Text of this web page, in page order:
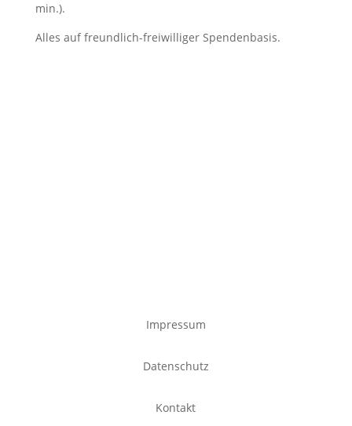
min.).
Alles auf freundlich-freiwilliger Spendenbasis.
Impressum
Datenschutz
Kontakt